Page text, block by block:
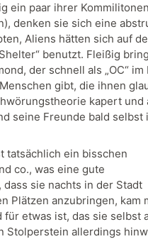
ein paar ihrer
denken sie sich eine
Aliens hätten sich auf
benutzt. Fleißig
der schnell als „OC“
gibt, die ihnen
kapert und
seine Freunde bald selbst
tatsächlich ein bisschen
co., was eine gute
sie nachts in der Stadt
Plätzen anzubringen, kam
etwas ist, das sie selbst
Stolperstein allerdings